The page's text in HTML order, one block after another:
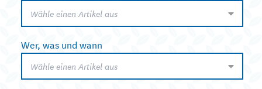
Wähle einen Artikel aus
Wer, was und wann
Wähle einen Artikel aus